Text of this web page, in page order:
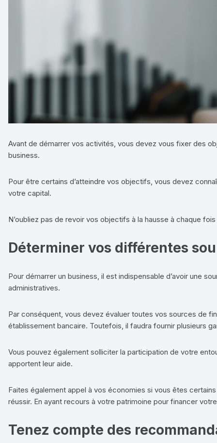
Avant de démarrer vos activités, vous devez vous fixer des
business.
Pour être certains d’atteindre vos objectifs, vous devez
votre capital.
N’oubliez pas de revoir vos objectifs à la hausse à chaque
Déterminer vos différentes
Pour démarrer un business, il est indispensable d’avoir une
administratives.
Par conséquent, vous devez évaluer toutes vos sources de
établissement bancaire. Toutefois, il faudra fournir plusieurs
Vous pouvez également solliciter la participation de votre
apportent leur aide.
Faites également appel à vos économies si vous êtes
réussir. En ayant recours à votre patrimoine pour financer
Tenez compte des